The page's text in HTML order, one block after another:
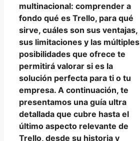
multinacional: comprender a
fondo qué es Trello, para qué
sirve, cuáles son sus ventajas,
sus limitaciones y las múltiples
posibilidades que ofrece te
permitirá valorar si es la
solución perfecta para ti o tu
empresa. A continuación, te
presentamos una guía ultra
detallada que cubre hasta el
último aspecto relevante de
Trello, desde su historia y